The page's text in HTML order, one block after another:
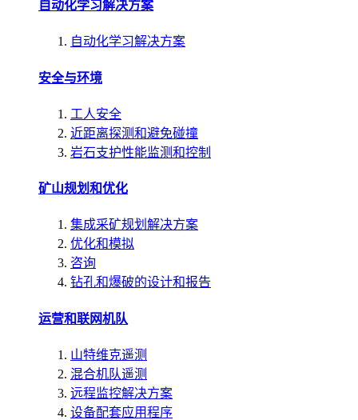
自动化学习解决方案
自动化学习解决方案
安全与环境
工人安全
近距离探测和避免碰撞
岩石支护性能监测和控制
矿山规划和优化
集成采矿规划解决方案
优化和模拟
咨询
钻孔和爆破的设计和报告
运营和联网机队
山特维克遥测
混合机队遥测
远程监控解决方案
设备配套应用程序